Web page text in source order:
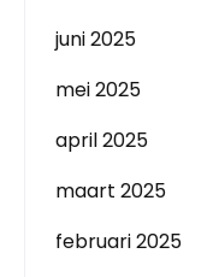
juni 2025
mei 2025
april 2025
maart 2025
februari 2025